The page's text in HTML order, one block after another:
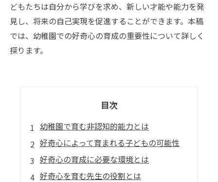
どもたちは自分から学びを求め、新しい才能や能力を発
見し、将来の自己実現を促進することができます。本稿
では、幼稚園での好奇心の育成の重要性について詳しく
探ります。
目次
幼稚園で育む非認知的能力とは
好奇心によって育まれる子どもの可能性
好奇心の育成に必要な環境とは
好奇心を育む先生の役割とは